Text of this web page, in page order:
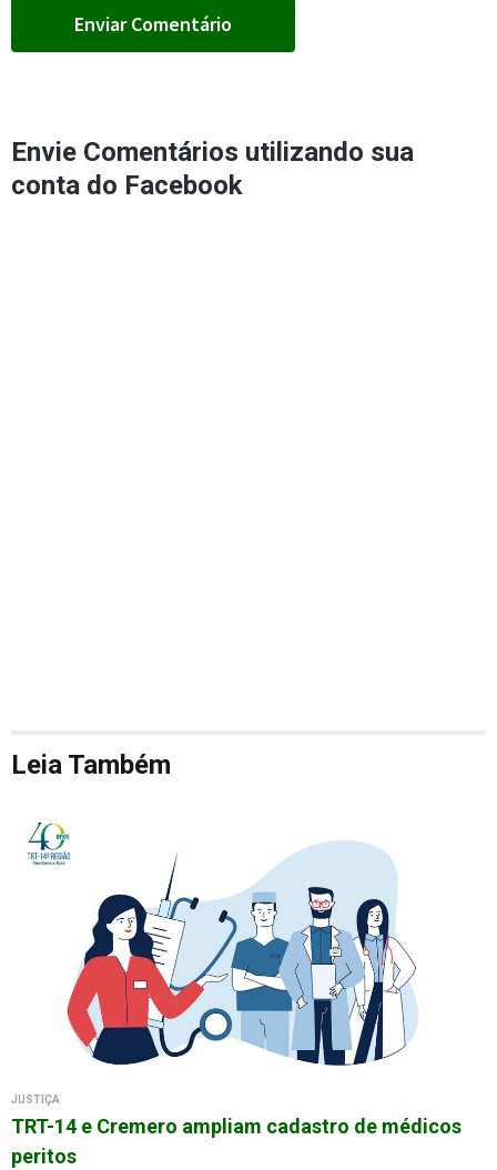
Envie Comentários utilizando sua
conta do Facebook
Leia Também
JUSTIÇA
TRT-14 e Cremero ampliam cadastro de médicos
peritos